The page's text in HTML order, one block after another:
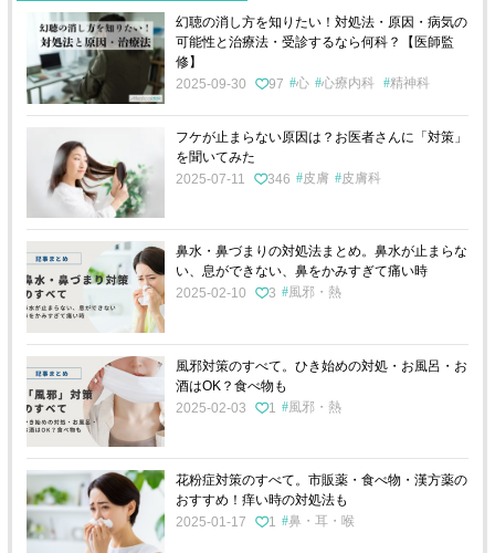
幻聴の消し方を知りたい！対処法・原因・病気の
可能性と治療法・受診するなら何科？【医師監
修】
2025-09-30
97 心 心療内科 精神科
フケが止まらない原因は？お医者さんに「対策」
を聞いてみた
2025-07-11
346 皮膚 皮膚科
鼻水・鼻づまりの対処法まとめ。鼻水が止まらな
い、息ができない、鼻をかみすぎて痛い時
2025-02-10
3 風邪・熱
風邪対策のすべて。ひき始めの対処・お風呂・お
酒はOK？食べ物も
2025-02-03
1 風邪・熱
花粉症対策のすべて。市販薬・食べ物・漢方薬の
おすすめ！痒い時の対処法も
2025-01-17
1 鼻・耳・喉